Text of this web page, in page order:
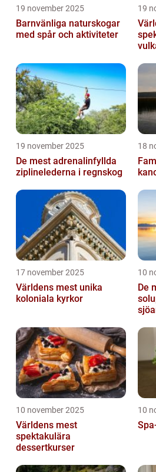
19 november 2025
Barnvänliga naturskogar
med spår och aktiviteter
19
19 november 2025
De mest adrenalinfyllda
ziplinelederna i regnskog
18
17 november 2025
Världens mest unika
koloniala kyrkor
10
De
10 november 2025
Världens mest
spektakulära
dessertkurser
10